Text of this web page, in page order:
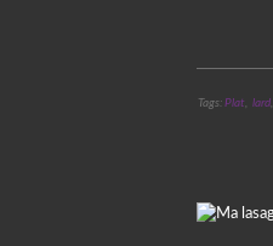
Tags: Plat, lard,